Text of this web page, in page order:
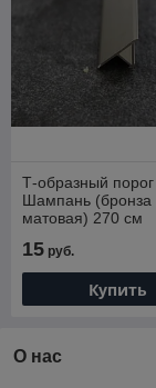
Т-образный
Шампань (бронза
матовая) 270 см
15 руб.
Купить
О нас